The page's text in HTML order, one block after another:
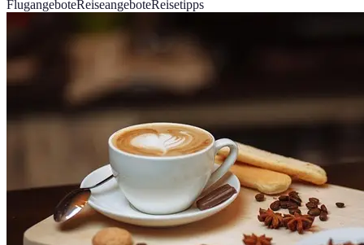
FlugangeboteReiseangeboteReisetipps